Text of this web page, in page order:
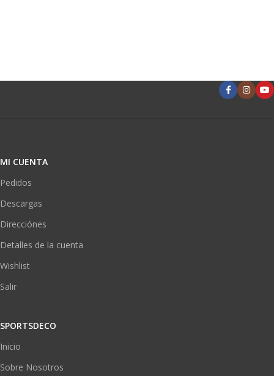
MI CUENTA
Pedidos
Descargas
Direcciónes
Detalles de la cuenta
Wishlist
Salir
SPORTSDECO
Inicio
Sobre Nosotros